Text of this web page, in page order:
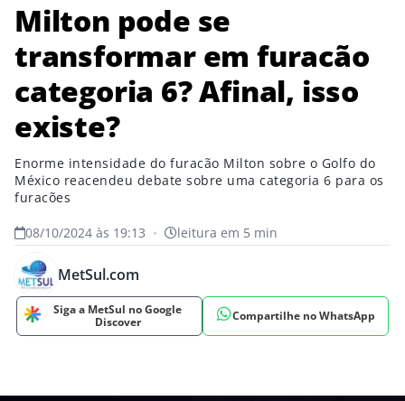
Milton pode se
transformar em furacão
categoria 6? Afinal, isso
existe?
Enorme intensidade do furacão Milton sobre o Golfo do
México reacendeu debate sobre uma categoria 6 para os
furacões
08/10/2024 às 19:13 • leitura em 5 min
MetSul.com
Siga a MetSul no Google
Discover
Compartilhe no WhatsApp